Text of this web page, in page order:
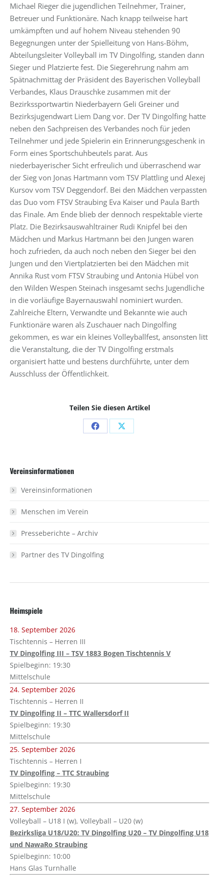
Michael Rieger die jugendlichen Teilnehmer, Trainer,
Betreuer und Funktionäre. Nach knapp teilweise hart
umkämpften und auf hohem Niveau stehenden 90
Begegnungen unter der Spielleitung von Hans-Böhm,
Abteilungsleiter Volleyball im TV Dingolfing, standen dann
Sieger und Platzierte fest. Die Siegerehrung nahm am
Spätnachmittag der Präsident des Bayerischen Volleyball
Verbandes, Klaus Drauschke zusammen mit der
Bezirkssportwartin Niederbayern Geli Greiner und
Bezirksjugendwart Liem Dang vor. Der TV Dingolfing hatte
neben den Sachpreisen des Verbandes noch für jeden
Teilnehmer und jede Spielerin ein Erinnerungsgeschenk in
Form eines Sportschuhbeutels parat. Aus
niederbayerischer Sicht erfreulich und überraschend war
der Sieg von Jonas Hartmann vom TSV Plattling und Alexej
Kursov vom TSV Deggendorf. Bei den Mädchen verpassten
das Duo vom FTSV Straubing Eva Kaiser und Paula Barth
das Finale. Am Ende blieb der dennoch respektable vierte
Platz. Die Bezirksauswahltrainer Rudi Knipfel bei den
Mädchen und Markus Hartmann bei den Jungen waren
hoch zufrieden, da auch noch neben den Sieger bei den
Jungen und den Viertplatzierten bei den Mädchen mit
Annika Rust vom FTSV Straubing und Antonia Hübel von
den Wilden Wespen Steinach insgesamt sechs Jugendliche
in die vorläufige Bayernauswahl nominiert wurden.
Zahlreiche Eltern, Verwandte und Bekannte wie auch
Funktionäre waren als Zuschauer nach Dingolfing
gekommen, es war ein kleines Volleyballfest, ansonsten litt
die Veranstaltung, die der TV Dingolfing erstmals
organisiert hatte und bestens durchführte, unter dem
Ausschluss der Öffentlichkeit.
Teilen Sie diesen Artikel
Share Share
Vereinsinformationen
Vereinsinformationen
Menschen im Verein
Presseberichte – Archiv
Partner des TV Dingolfing
Heimspiele
18. September 2026
Tischtennis – Herren III
TV Dingolfing III – TSV 1883 Bogen Tischtennis V
Spielbeginn: 19:30
Mittelschule
24. September 2026
Tischtennis – Herren II
TV Dingolfing II – TTC Wallersdorf II
Spielbeginn: 19:30
Mittelschule
25. September 2026
Tischtennis – Herren I
TV Dingolfing – TTC Straubing
Spielbeginn: 19:30
Mittelschule
27. September 2026
Volleyball – U18 I (w), Volleyball – U20 (w)
Bezirksliga U18/U20: TV Dingolfing U20 – TV Dingolfing U18
und NawaRo Straubing
Spielbeginn: 10:00
Hans Glas Turnhalle